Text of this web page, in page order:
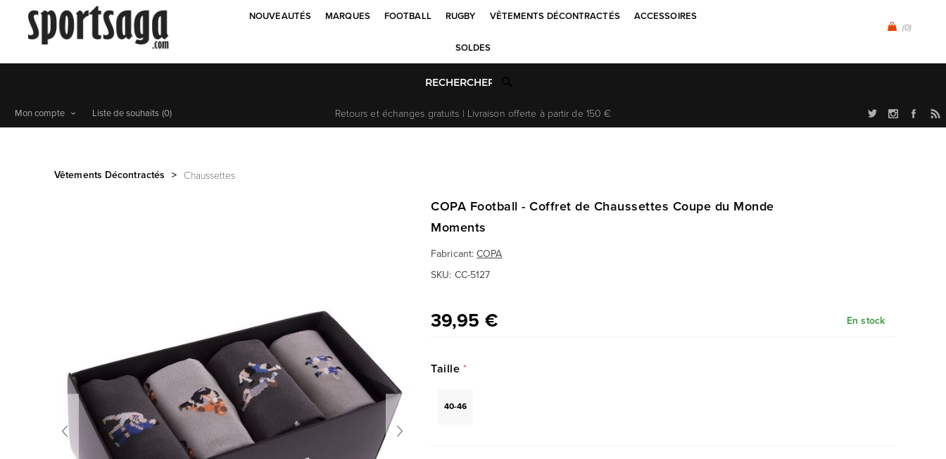
(0)
NOUVEAUTÉS MARQUES FOOTBALL RUGBY VÊTEMENTS DÉCONTRACTÉS ACCESSOIRES
SOLDES
Retours et échanges gratuits | Livraison offerte à partir de 150 €
Mon compte Liste de souhaits (0)
Vêtements Décontractés > Chaussettes
COPA Football - Coffret de Chaussettes Coupe du Monde
Moments
Fabricant:COPA
SKU: CC-5127
39,95 € En stock
Taille *
40-46